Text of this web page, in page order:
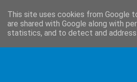
This site uses cookies from Google
are shared with Google along with
statistics, and to detect and address